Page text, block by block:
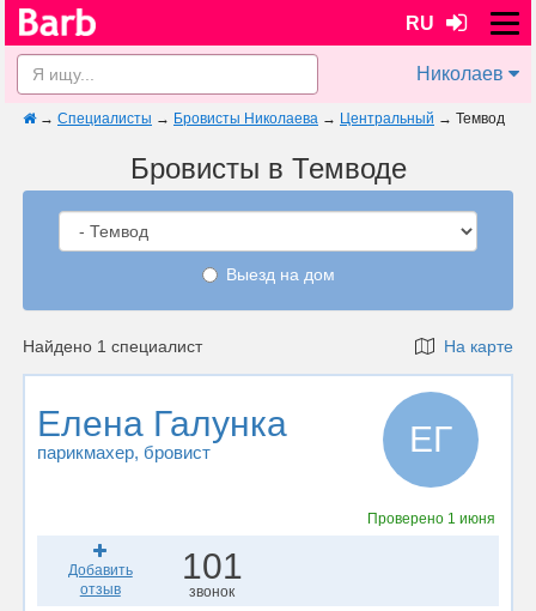
RU
Николаев
→ Специалисты → Бровисты Николаева → Центральный → Темвод
Бровисты в Темводе
Выезд на дом
Найдено 1 специалист На карте
Елена Галунка
парикмахер, бровист ЕГ
Проверено 1 июня
Добавить
отзыв
101
звонок